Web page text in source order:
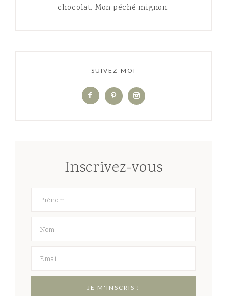
chocolat. Mon péché mignon.
SUIVEZ-MOI
Inscrivez-vous